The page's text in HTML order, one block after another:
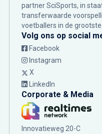
partner SciSports, in
transferwaarde
voetballers in de
Volg ons op social
Facebook
Instagram
X
LinkedIn
Corporate & Media
Innovatieweg 20-C